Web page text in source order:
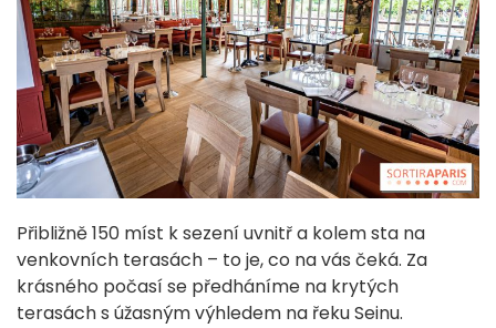
Přibližně 150 míst k sezení uvnitř a kolem sta na
venkovních terasách – to je, co na vás čeká. Za
krásného počasí se předháníme na krytých
terasách s úžasným výhledem na řeku Seinu.